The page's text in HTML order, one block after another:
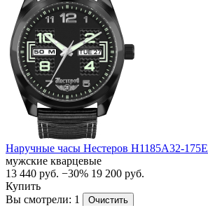
Наручные часы Нестеров H1185A32-175E
мужские кварцевые
13 440 руб. −30% 19 200 руб.
Купить
Вы смотрели: 1
Очистить